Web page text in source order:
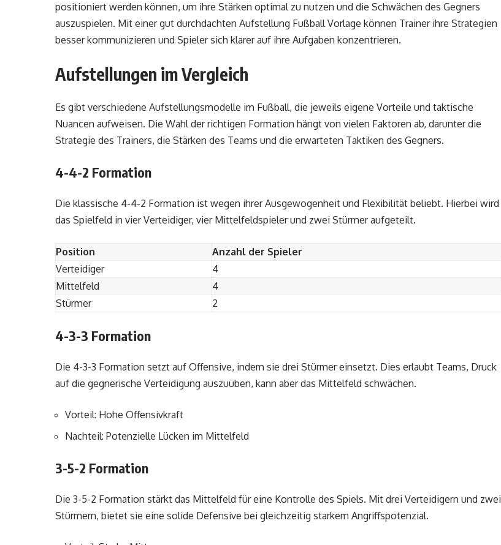
positioniert werden können, um ihre Stärken optimal zu nutzen und die Schwächen des Gegners
auszuspielen. Mit einer gut durchdachten Aufstellung Fußball Vorlage können Trainer ihre Strategien
besser kommunizieren und Spieler sich klarer auf ihre Aufgaben konzentrieren.
Aufstellungen im Vergleich
Es gibt verschiedene Aufstellungsmodelle im Fußball, die jeweils eigene Vorteile und taktische
Nuancen aufweisen. Die Wahl der richtigen Formation hängt von vielen Faktoren ab, darunter die
Strategie des Trainers, die Stärken des Teams und die erwarteten Taktiken des Gegners.
4-4-2 Formation
Die klassische 4-4-2 Formation ist wegen ihrer Ausgewogenheit und Flexibilität beliebt. Hierbei wird
das Spielfeld in vier Verteidiger, vier Mittelfeldspieler und zwei Stürmer aufgeteilt.
Position
Anzahl der Spieler
Verteidiger
4
Mittelfeld
4
Stürmer
2
4-3-3 Formation
Die 4-3-3 Formation setzt auf Offensive, indem sie drei Stürmer einsetzt. Dies erlaubt Teams, Druck
auf die gegnerische Verteidigung auszuüben, kann aber das Mittelfeld schwächen.
Vorteil: Hohe Offensivkraft
Nachteil: Potenzielle Lücken im Mittelfeld
3-5-2 Formation
Die 3-5-2 Formation stärkt das Mittelfeld für eine Kontrolle des Spiels. Mit drei Verteidigern und zwei
Stürmern, bietet sie eine solide Defensive bei gleichzeitig starkem Angriffspotenzial.